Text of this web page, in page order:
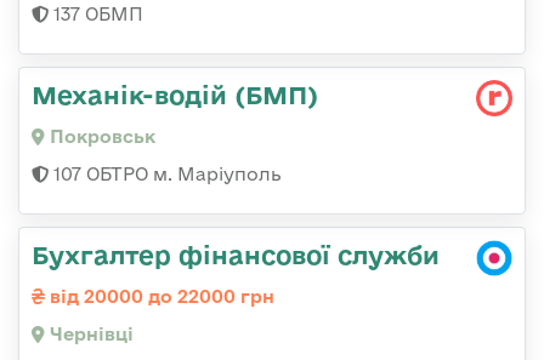
137 ОБМП
Механік-водій (БМП)
Покровськ
107 ОБТРО м. Маріуполь
Бухгалтер фінансової служби
від 20000 до 22000 грн
Чернівці